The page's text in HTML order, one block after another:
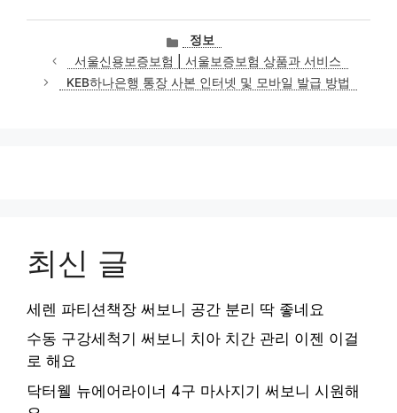
카
테
고
리
정보
서울신용보증보험 | 서울보증보험 상품과 서비스
KEB하나은행 통장 사본 인터넷 및 모바일 발급 방법
최신 글
세렌 파티션책장 써보니 공간 분리 딱 좋네요
수동 구강세척기 써보니 치아 치간 관리 이젠 이걸
로 해요
닥터웰 뉴에어라이너 4구 마사지기 써보니 시원해